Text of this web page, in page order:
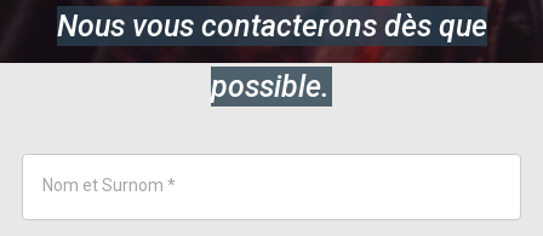
Nous vous contacterons dès que
possible.